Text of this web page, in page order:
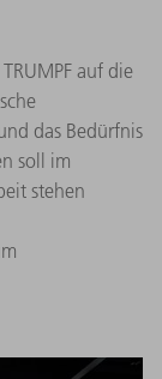
auf die
das Bedürfnis
soll im
stehen